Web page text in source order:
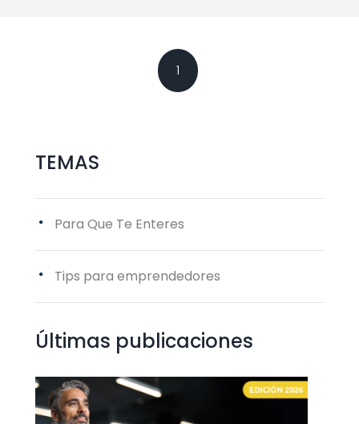
Posts navigation
1
TEMAS
Para Que Te Enteres
Tips para emprendedores
Últimas publicaciones